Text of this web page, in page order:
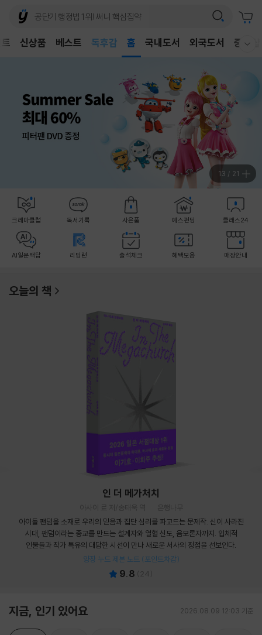
신상품 베스트
독후감
홈 국내도서 외국도서 중고샵
14 / 21
크레마클럽 독서기록 사은품 예스펀딩 클래스24
AI일문백답 리딩런 출석체크 혜택모음 매장안내
오늘의 책
인 더 메가처치
아사이 료 저/송태욱 역
은행나무
아이돌 팬덤을 소재로 우리의 믿음과 집단 심리를 파고드는 문제작. 신이 사라진
시대, 팬덤이라는 종교를 만드는 설계자와 열혈 신도, 음모론자까지. 입체적
인물들과 작가 특유의 대담한 시선이 만나 새로운 서사의 정점을 선보인다.
양장 누드 제본 노트 (포인트차감)
9.8 24
지금, 인기 있어요 2026.08.09 12:03 기준